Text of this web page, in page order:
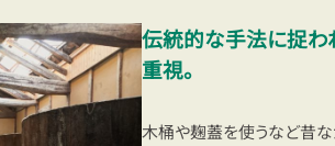
伝統的な手法に捉わ
重視。
木桶や麹蓋を使うなど昔